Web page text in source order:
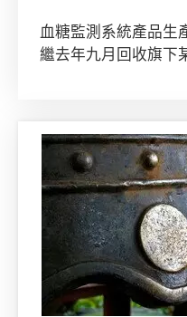
血糖監測系統產品生
繼去年九月回收旗下